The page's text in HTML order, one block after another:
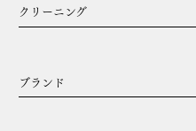
クリーニング
ブランド